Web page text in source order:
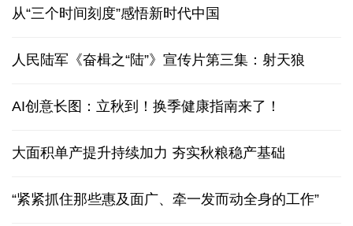
从“三个时间刻度”感悟新时代中国
人民陆军《奋楫之“陆”》宣传片第三集：射天狼
AI创意长图：立秋到！换季健康指南来了！
大面积单产提升持续加力 夯实秋粮稳产基础
“紧紧抓住那些惠及面广、牵一发而动全身的工作”